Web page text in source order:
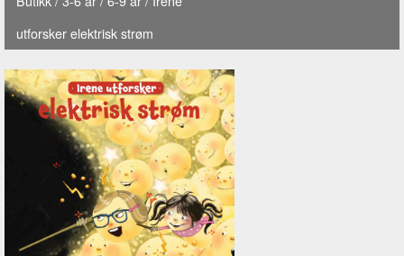
utforsker elektrisk strøm